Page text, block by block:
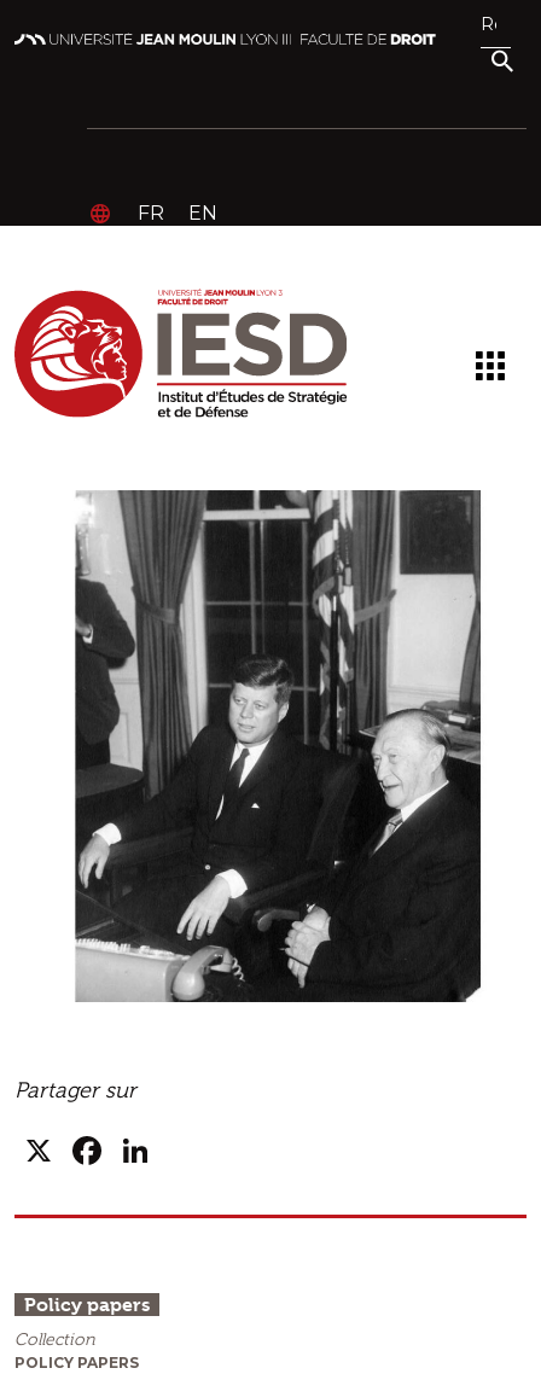
FR EN
Partager sur
X Facebook
Policy papers
Collection
POLICY PAPERS